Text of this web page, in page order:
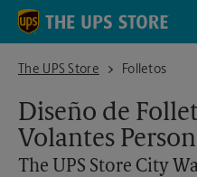
Skip to content
Return to Nav
The UPS Store
The UPS Store City Walk
Folletos
Diseño de
Volantes
The UPS Store City